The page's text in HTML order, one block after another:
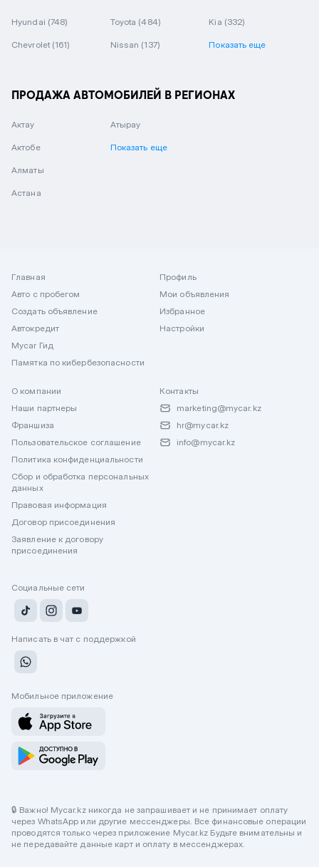
Hyundai (748) Toyota (484) Kia (332)
Chevrolet (161) Nissan (137) Показать еще
ПРОДАЖА АВТОМОБИЛЕЙ В РЕГИОНАХ
Актау
Актобе
Алматы
Астана
Атырау
Показать еще
Главная
Авто с пробегом
Создать объявление
Автокредит
Mycar Гид
Памятка по кибербезопасности
Профиль
Мои объявления
Избранное
Настройки
О компании
Наши партнеры
Франшиза
Пользовательское соглашение
Политика конфиденциальности
Сбор и обработка персональных
данных
Правовая информация
Договор присоединения
Заявление к договору
присоединения
Контакты
marketing@mycar.kz
hr@mycar.kz
info@mycar.kz
Социальные сети
Написать в чат с поддержкой
Мобильное приложение
🔒 Важно! Mycar.kz никогда не запрашивает и не принимает оплату
через WhatsApp или другие мессенджеры. Все финансовые операции
проводятся только через приложение Mycar.kz Будьте внимательны и
не передавайте данные карт и оплату в мессенджерах.